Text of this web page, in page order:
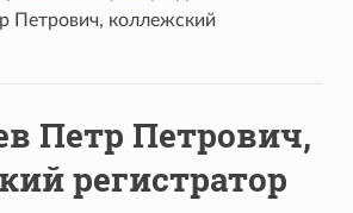
Петрович, коллежский
Петр Петрович,
регистратор